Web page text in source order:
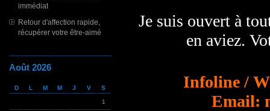
immédiat
Retour d'affection rapide,
récupérer votre être-aimé
Août 2026
D L M M J V S
1
Je suis ouvert à
en aviez.
Infoline /
Email: